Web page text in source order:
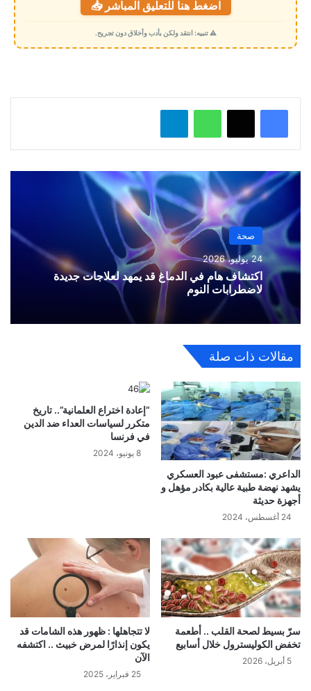
م
ي
اضغط هنا للتعليق المباشر 📥
⚠️ تنبيه: انتقد ولكن بأدب وأخلاق دون تجريح.
واتساب
صحة
24 يوليو، 2026
اكتشاف هام في الدماغ قد يمهد لعلاجات جديدة
لاضطرابات النوم
مقالات ذات صلة
الداعري :مستشفى عبود العسكري
يشهد نهضة طبية عالية بكادر مؤهل و
أجهزة حديثة
24 أغسطس، 2024
“إعادة اختراع العلمانية”.. تاريخ
متكرر لسياسات العداء ضد الدين
في فرنسا
8 يونيو، 2024
سرّ بسيط لصحة القلب .. أطعمة
تخفض الكوليسترول خلال أسابيع
5 أبريل، 2026
لا تتجاهلها : ظهور هذه الشامات قد
يكون إنذارًا لمرض خبيث .. اكتشفه
الآن
25 فبراير، 2025